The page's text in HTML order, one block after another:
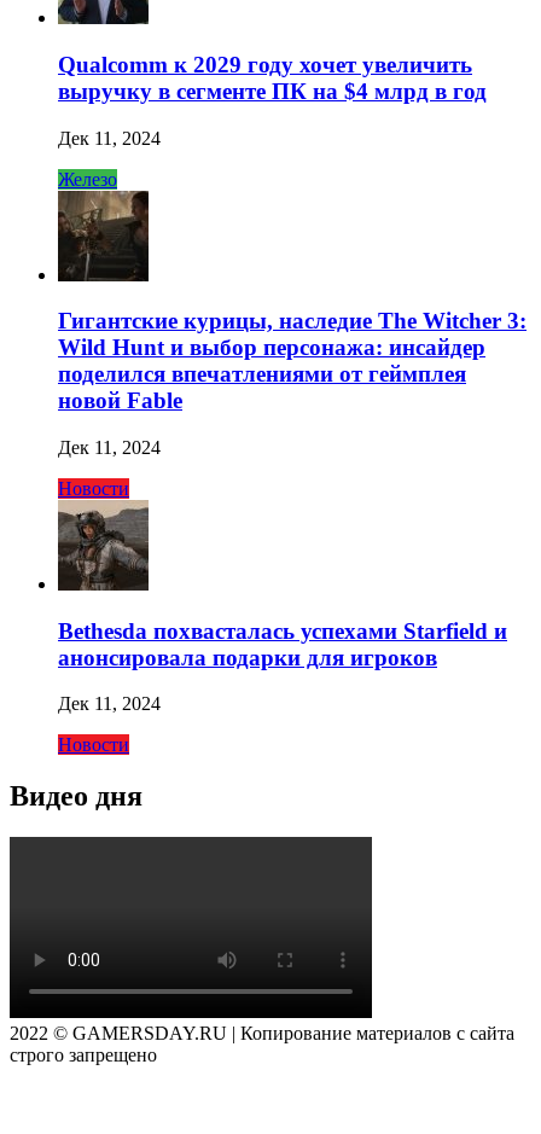
Qualcomm к 2029 году хочет увеличить
выручку в сегменте ПК на $4 млрд в год
Дек 11, 2024
Железо
Гигантские курицы, наследие The Witcher 3:
Wild Hunt и выбор персонажа: инсайдер
поделился впечатлениями от геймплея
новой Fable
Дек 11, 2024
Новости
Bethesda похвасталась успехами Starfield и
анонсировала подарки для игроков
Дек 11, 2024
Новости
Видео дня
2022 © GAMERSDAY.RU | Копирование материалов с сайта
строго запрещено